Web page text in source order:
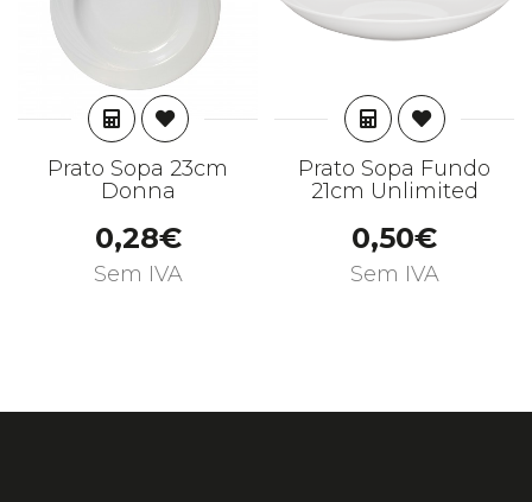
ADICIONAR
Prato Sopa 23cm
Donna
0,28€
Sem IVA
ADICIONAR
Prato Sopa Fundo
21cm Unlimited
0,50€
Sem IVA